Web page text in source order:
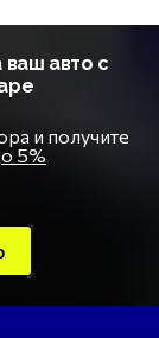
ваш авто с
и получите
5%